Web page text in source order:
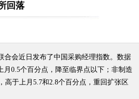
回落
合会近日发布了中国采购经理指数。数据
0.5个百分点，降至临界点以下；非制造
高于上月5.7和2.8个百分点，重回扩张区